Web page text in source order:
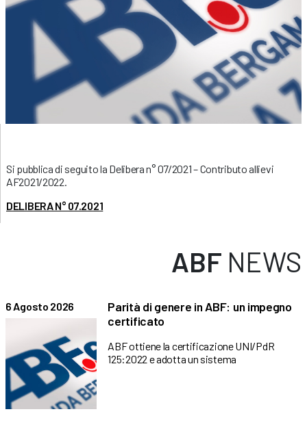
Si pubblica di seguito la Delibera n° 07/2021 – Contributo allievi
AF2021/2022.
DELIBERA N° 07.2021
ABF NEWS
6 Agosto 2026
Parità di genere in ABF: un impegno
certificato
ABF ottiene la certificazione UNI/PdR
125:2022 e adotta un sistema